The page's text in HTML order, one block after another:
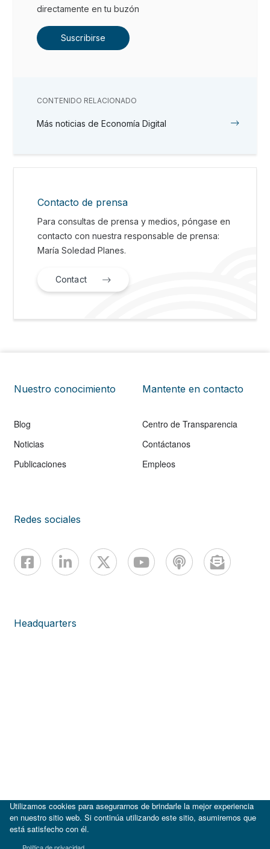
directamente en tu buzón
Suscribirse
CONTENIDO RELACIONADO
Más noticias de Economía Digital
Contacto de prensa
Para consultas de prensa y medios, póngase en
contacto con nuestra responsable de prensa:
María Soledad Planes.
Contact
Nuestro conocimiento
Blog
Noticias
Publicaciones
Mantente en contacto
Centro de Transparencia
Contáctanos
Empleos
Redes sociales
Headquarters
Utilizamos cookies para asegurarnos de brindarle la mejor experiencia
en nuestro sitio web. Si continúa utilizando este sitio, asumiremos que
está satisfecho con él.
Política de privacidad